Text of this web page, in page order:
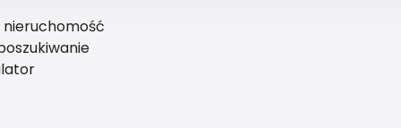
nieruchomość